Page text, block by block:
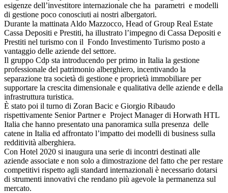
esigenze dell’investitore internazionale che ha parametri e modelli
di gestione poco conosciuti ai nostri albergatori.
Durante la mattinata Aldo Mazzocco, Head of Group Real Estate
Cassa Depositi e Prestiti, ha illustrato l’impegno di Cassa Depositi e
Prestiti nel turismo con il Fondo Investimento Turismo posto a
vantaggio delle aziende del settore.
Il gruppo Cdp sta introducendo per primo in Italia la gestione
professionale del patrimonio alberghiero, incentivando la
separazione tra società di gestione e proprietà immobiliare per
supportare la crescita dimensionale e qualitativa delle aziende e della
infrastruttura turistica.
È stato poi il turno di Zoran Bacic e Giorgio Ribaudo
rispettivamente Senior Partner e Project Manager di Horwath HTL
Italia che hanno presentato una panoramica sulla presenza delle
catene in Italia ed affrontato l’impatto dei modelli di business sulla
redditività alberghiera.
Con Hotel 2020 si inaugura una serie di incontri destinati alle
aziende associate e non solo a dimostrazione del fatto che per restare
competitivi rispetto agli standard internazionali è necessario dotarsi
di strumenti innovativi che rendano più agevole la permanenza sul
mercato.